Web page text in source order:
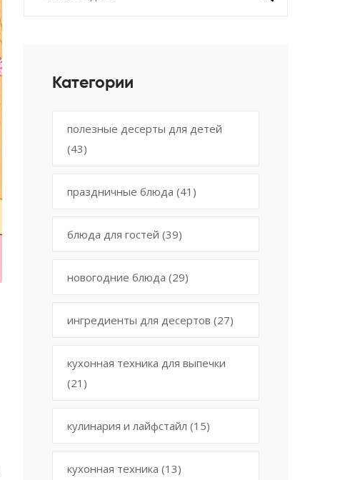
Категории
полезные десерты для детей
(43)
праздничные блюда (41)
блюда для гостей (39)
новогодние блюда (29)
ингредиенты для десертов (27)
кухонная техника для выпечки
(21)
кулинария и лайфстайл (15)
кухонная техника (13)